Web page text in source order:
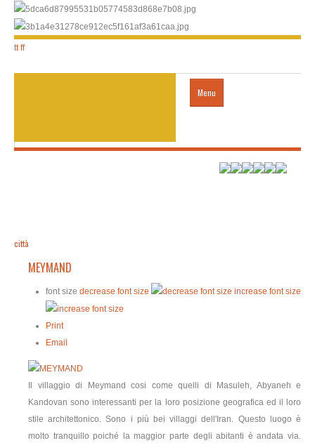
tt ff
Menu
HOTEL
visto
città
MEYMAND
font size decrease font size increase font size
Print
Email
Il villaggio di Meymand cosi come quelli di Masuleh, Abyaneh e
Kandovan sono interessanti per la loro posizione geografica ed il loro
stile architettonico. Sono i più bei villaggi dell'Iran. Questo luogo è
molto tranquillo poiché la maggior parte degli abitanti è andata via.